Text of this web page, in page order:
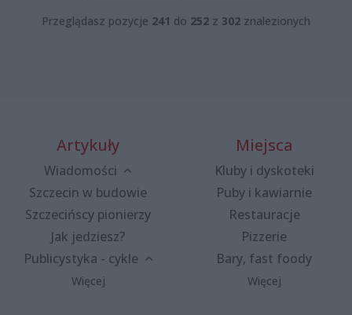
Przeglądasz pozycje 241 do 252 z 302 znalezionych
Artykuły
Wiadomości
Szczecin w budowie
Szczecińscy pionierzy
Jak jedziesz?
Publicystyka - cykle
Więcej
Miejsca
Kluby i dyskoteki
Puby i kawiarnie
Restauracje
Pizzerie
Bary, fast foody
Więcej